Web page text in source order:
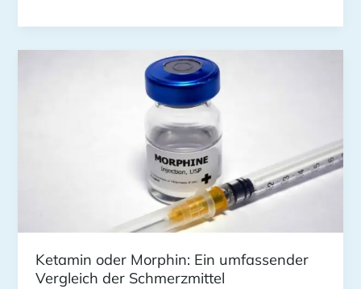
Ketamin oder Morphin: Ein umfassender
Vergleich der Schmerzmittel